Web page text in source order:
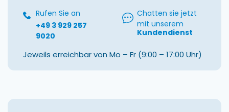
Rufen Sie an
+49 3 929 257
9020
Chatten sie jetzt
mit unserem
Kundendienst
Jeweils erreichbar von Mo – Fr (9:00 – 17:00 Uhr)